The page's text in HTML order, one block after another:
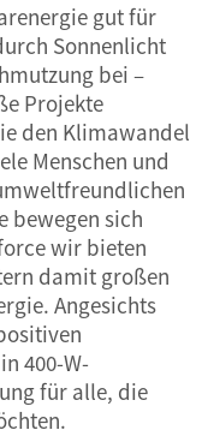
gut für
Sonnenlicht
bei –
Projekte
den Klimawandel
Menschen und
bewegen sich
wir bieten
damit großen
Angesichts
400-W-
für alle, die